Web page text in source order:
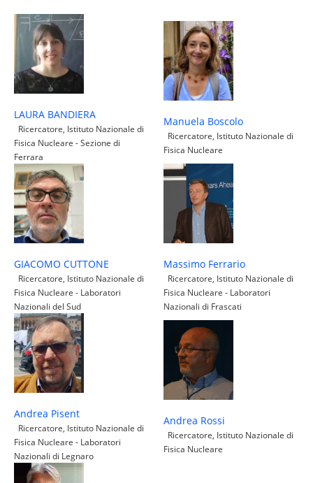
LAURA BANDIERA
Ricercatore, Istituto Nazionale di
Fisica Nucleare - Sezione di
Ferrara
Manuela Boscolo
Ricercatore, Istituto Nazionale di
Fisica Nucleare
GIACOMO CUTTONE
Ricercatore, Istituto Nazionale di
Fisica Nucleare - Laboratori
Nazionali del Sud
Massimo Ferrario
Ricercatore, Istituto Nazionale di
Fisica Nucleare - Laboratori
Nazionali di Frascati
Andrea Pisent
Ricercatore, Istituto Nazionale di
Fisica Nucleare - Laboratori
Nazionali di Legnaro
Andrea Rossi
Ricercatore, Istituto Nazionale di
Fisica Nucleare